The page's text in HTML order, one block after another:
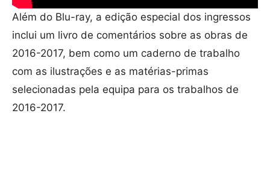
Além do Blu-ray, a edição especial dos ingressos
inclui um livro de comentários sobre as obras de
2016-2017, bem como um caderno de trabalho
com as ilustrações e as matérias-primas
selecionadas pela equipa para os trabalhos de
2016-2017.